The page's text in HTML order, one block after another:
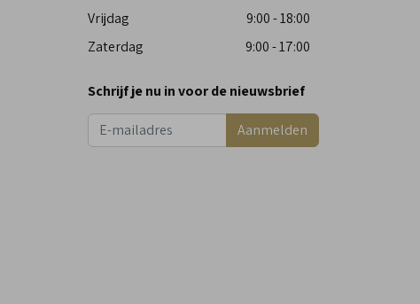
Vrijdag
9:00 - 18:00
Zaterdag
9:00 - 17:00
Schrijf je nu in voor de nieuwsbrief
Aanmelden